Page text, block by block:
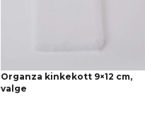
Organza kinkekott 9×12 cm,
valge